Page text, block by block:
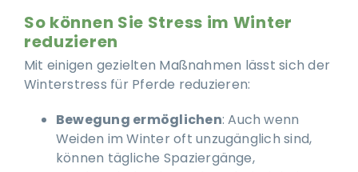
So können Sie Stress im Winter
reduzieren
Mit einigen gezielten Maßnahmen lässt sich der
Winterstress für Pferde reduzieren:
Bewegung ermöglichen: Auch wenn
Weiden im Winter oft unzugänglich sind,
können tägliche Spaziergänge,